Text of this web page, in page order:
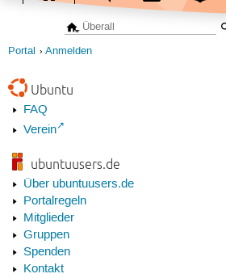
Portal Anmelden
Ubuntu
FAQ
Verein
ubuntuusers.de
Über ubuntuusers.de
Portalregeln
Mitglieder
Gruppen
Spenden
Kontakt